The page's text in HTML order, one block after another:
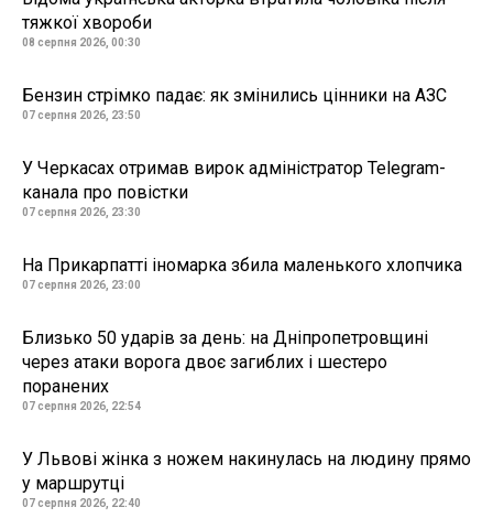
тяжкої хвороби
08 серпня 2026, 00:30
Бензин стрімко падає: як змінились цінники на АЗС
07 серпня 2026, 23:50
У Черкасах отримав вирок адміністратор Telegram-
канала про повістки
07 серпня 2026, 23:30
На Прикарпатті іномарка збила маленького хлопчика
07 серпня 2026, 23:00
Близько 50 ударів за день: на Дніпропетровщині
через атаки ворога двоє загиблих і шестеро
поранених
07 серпня 2026, 22:54
У Львові жінка з ножем накинулась на людину прямо
у маршрутці
07 серпня 2026, 22:40